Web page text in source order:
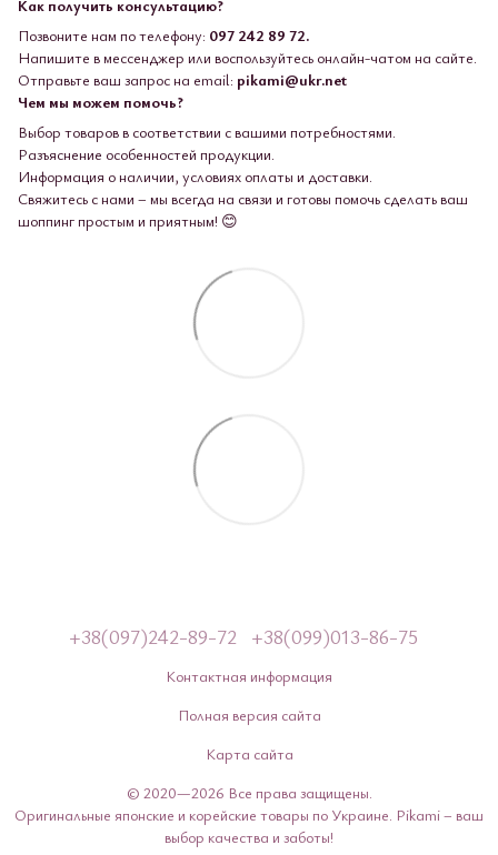
Как получить консультацию?
Позвоните нам по телефону: 097 242 89 72.
Напишите в мессенджер или воспользуйтесь онлайн-чатом на сайте.
Отправьте ваш запрос на email: pikami@ukr.net
Чем мы можем помочь?
Выбор товаров в соответствии с вашими потребностями.
Разъяснение особенностей продукции.
Информация о наличии, условиях оплаты и доставки.
Свяжитесь с нами – мы всегда на связи и готовы помочь сделать ваш
шоппинг простым и приятным! 😊
+38(097)242-89-72 +38(099)013-86-75
Контактная информация
Полная версия сайта
Карта сайта
© 2020—2026 Все права защищены.
Оригинальные японские и корейские товары по Украине. Pikami – ваш
выбор качества и заботы!